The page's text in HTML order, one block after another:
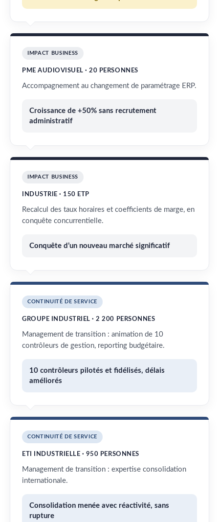
IMPACT BUSINESS
PME AUDIOVISUEL · 20 PERSONNES
Accompagnement au changement de paramétrage ERP.
Croissance de +50% sans recrutement
administratif
IMPACT BUSINESS
INDUSTRIE · 150 ETP
Recalcul des taux horaires et coefficients de marge, en
conquête concurrentielle.
Conquête d’un nouveau marché significatif
CONTINUITÉ DE SERVICE
GROUPE INDUSTRIEL · 2 200 PERSONNES
Management de transition : animation de 10
contrôleurs de gestion, reporting budgétaire.
10 contrôleurs pilotés et fidélisés, délais
améliorés
CONTINUITÉ DE SERVICE
ETI INDUSTRIELLE · 950 PERSONNES
Management de transition : expertise consolidation
internationale.
Consolidation menée avec réactivité, sans
rupture